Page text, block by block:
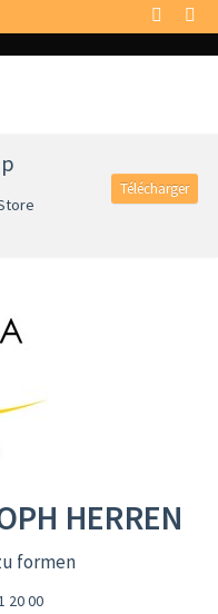
Télécharger
HERREN
formen
20 00